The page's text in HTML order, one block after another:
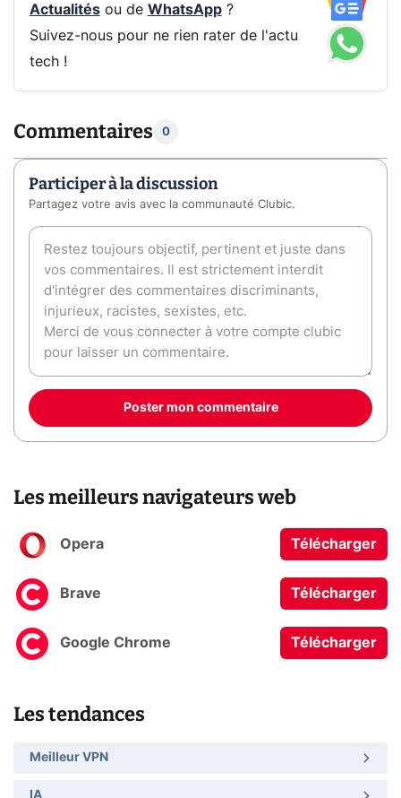
Actualitésou de WhatsApp?
Suivez-nous pour ne rien rater de l'actu
tech !
Commentaires 0
Participer à la discussion
Partagez votre avis avec la communauté Clubic.
Poster mon commentaire
Les meilleurs navigateurs web
Opera Télécharger
Brave Télécharger
Google Chrome Télécharger
Les tendances
Meilleur VPN